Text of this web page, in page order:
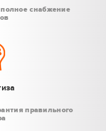
снабжение
правильного